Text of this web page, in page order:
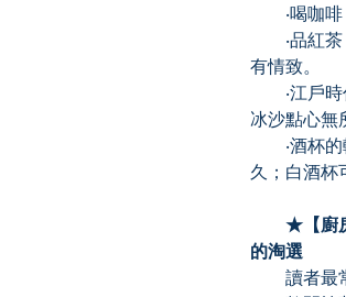
‧喝咖啡
‧品紅茶
有情致。
‧江戶時
冰沙點心無
‧酒杯的
久；白酒杯
★【廚房
的淘選
讀者最常